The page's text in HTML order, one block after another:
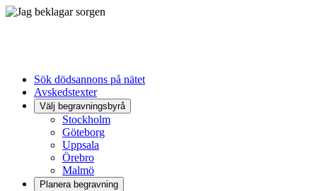
Sök dödsannons på nätet
Avskedstexter
Välj begravningsbyrå
Stockholm
Göteborg
Uppsala
Örebro
Malmö
Planera begravning